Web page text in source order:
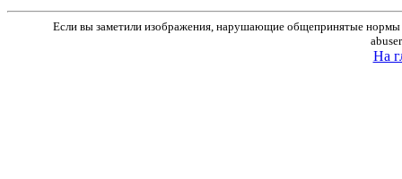
Если вы заметили изображения, нарушающие общепринятые нормы
На